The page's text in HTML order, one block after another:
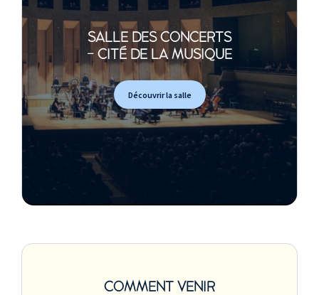
SALLE DES CONCERTS
- CITÉ DE LA MUSIQUE
Découvrir la salle
COMMENT VENIR